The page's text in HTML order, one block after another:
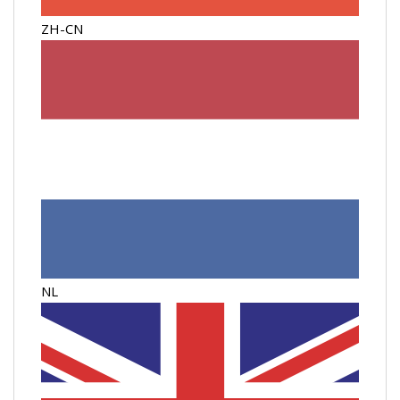
ZH-CN
NL